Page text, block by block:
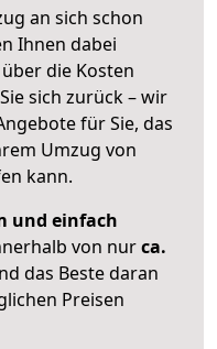
an sich schon
Ihnen dabei
die Kosten
sich zurück – wir
für Sie, das
Umzug von
kann.
und einfach
von nurca.
das Beste daran
Preisen